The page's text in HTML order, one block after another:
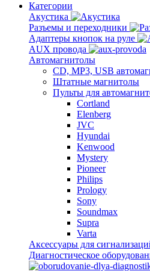
Категории
Акустика
Разъемы и переходники
Адаптеры кнопок на руле
AUX провода
Автомагнитолы
CD, MP3, USB
Штатные магнитолы
Пульты для
Cortland
Elenberg
JVC
Hyundai
Kenwood
Mystery
Pioneer
Philips
Prology
Sony
Soundmax
Supra
Varta
Аксессуары для
Диагностическое